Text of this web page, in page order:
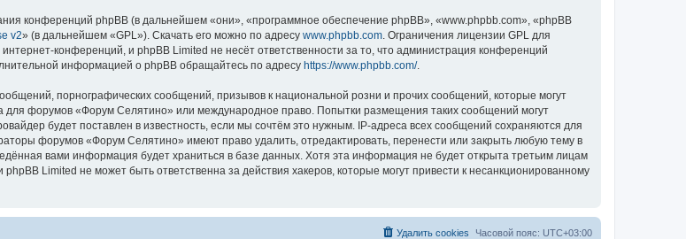
конференций phpBB (в дальнейшем «они», «программное обеспечение phpBB», «www.phpbb.com», «phpBB
v2» (в дальнейшем «GPL»). Скачать его можно по адресу www.phpbb.com . Ограничения лицензии GPL для
конференций, и phpBB Limited не несёт ответственности за то, что администрация конференций
информацией о phpBB обращайтесь по адресу https://www.phpbb.com/.
порнографических сообщений, призывов к национальной розни и прочих сообщений, которые могут
для форумов «Форум Селятино» или международное право. Попытки размещения таких сообщений могут
будет поставлен в известность, если мы сочтём это нужным. IP-адреса всех сообщений сохраняются для
форумов «Форум Селятино» имеют право удалить, отредактировать, перенести или закрыть любую тему в
вами информация будет храниться в базе данных. Хотя эта информация не будет открыта третьим лицам
Limited не может быть ответственна за действия хакеров, которые могут привести к несанкционированному
Часовой пояс: UTC+03:00
Удалить cookies